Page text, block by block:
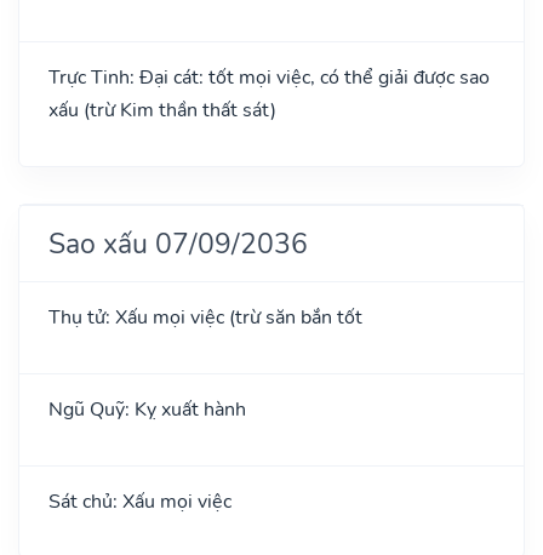
Trực Tinh: Đại cát: tốt mọi việc, có thể giải được sao
xấu (trừ Kim thần thất sát)
Sao xấu 07/09/2036
Thụ tử: Xấu mọi việc (trừ săn bắn tốt
Ngũ Quỹ: Kỵ xuất hành
Sát chủ: Xấu mọi việc